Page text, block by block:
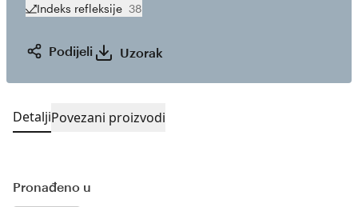
Indeks refleksije 38
Podijeli Uzorak
DetaljiPovezani proizvodi
Pronađeno u